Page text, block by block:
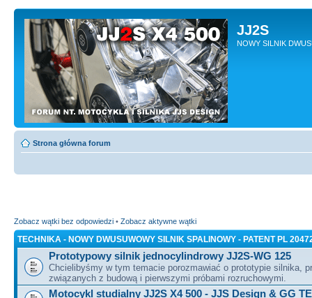
JJ2S
NOWY SILNIK
Strona główna forum
Zobacz wątki bez odpowiedzi • Zobacz aktywne wątki
TECHNIKA - NOWY DWUSUWOWY SILNIK SPALINOWY - PATENT PL
Prototypowy silnik jednocylindrowy JJ2S-WG 125
Chcielibyśmy w tym temacie porozmawiać o prototypie silnika,
związanych z budową i pierwszymi próbami rozruchowymi.
Motocykl studialny JJ2S X4 500 - JJS Design & GG